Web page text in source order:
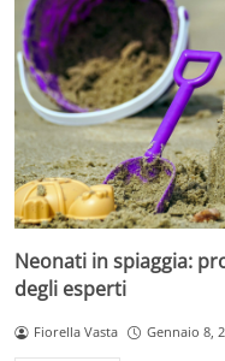
Neonati in spiaggia:
degli esperti
Fiorella Vasta Gennaio 8,